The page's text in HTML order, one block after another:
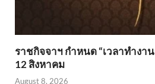
ราชกิจจาฯ กำหนด “เวลาทำงา
12 สิงหาคม
August 8, 2026